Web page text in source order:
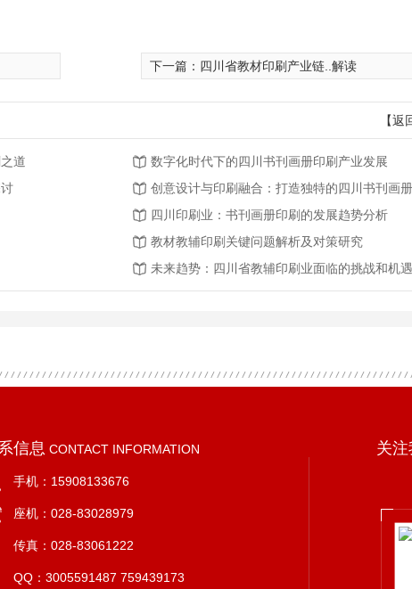
下一篇： 四川省教材印刷产业链..解读
【
道
数字化时代下的四川书刊画册印刷产业发展
创意设计与印刷融合：打造独特的四川书刊画册
四川印刷业：书刊画册印刷的发展趋势分析
教材教辅印刷关键问题解析及对策研究
未来趋势：四川省教辅印刷业面临的挑战和机遇
信息 CONTACT INFORMATION
手机：15908133676
座机：028-83028979
传真：028-83061222
QQ： 3005591487 759439173
关注